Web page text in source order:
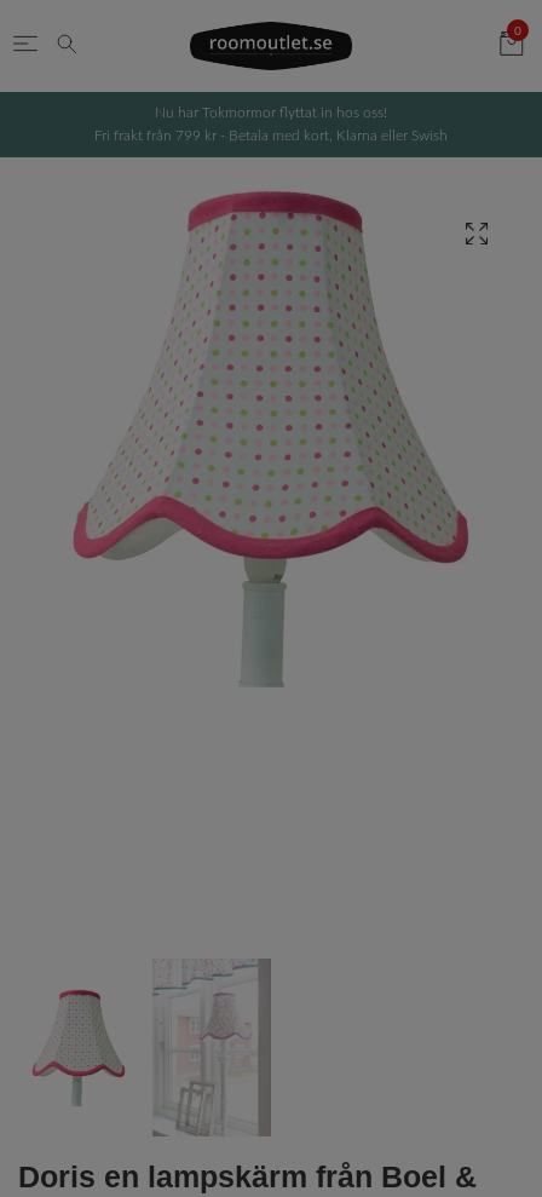
0
Nu har Tokmormor flyttat in hos oss!
Fri frakt från 799 kr - Betala med kort, Klarna eller Swish
Doris en lampskärm från Boel &